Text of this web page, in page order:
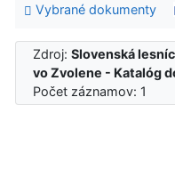
Vybrané dokumenty
Zdroj:Slovenská
vo Zvolene - Katalóg
Počet záznamov: 1